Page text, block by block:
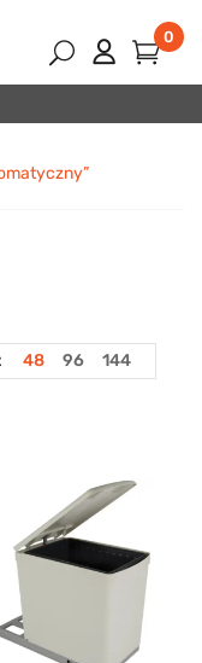
0
48 96 144